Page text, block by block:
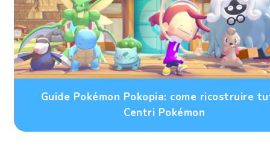
Guide Pokémon Pokopia: come ricostruire
Centri Pokémon